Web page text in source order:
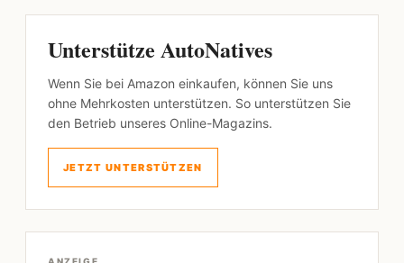
Unterstütze AutoNatives
Wenn Sie bei Amazon einkaufen, können Sie uns
ohne Mehrkosten unterstützen. So unterstützen Sie
den Betrieb unseres Online-Magazins.
JETZT UNTERSTÜTZEN